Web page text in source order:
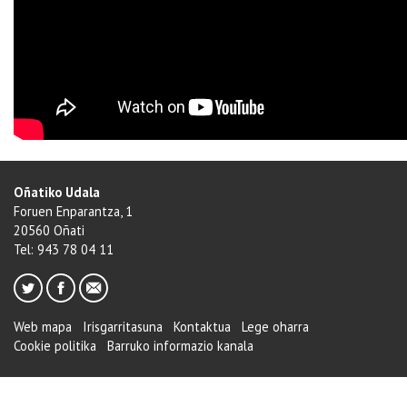
Oñatiko Udala
Foruen Enparantza, 1
20560 Oñati
Tel: 943 78 04 11
Web mapa Irisgarritasuna Kontaktua
Lege oharra
Cookie politika
Barruko informazio kanala